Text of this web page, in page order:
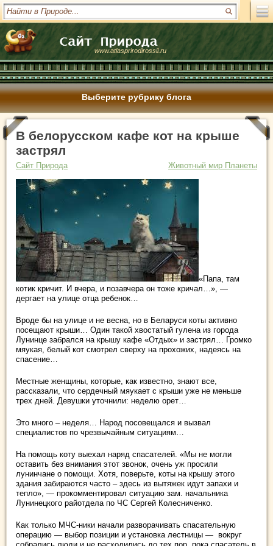
www.atlasprirodirossii.ru
Выберите рубрику блога
В белорусском кафе кот на крыше
застрял
Сайт Природа Животный мир Планеты
«Папа, там
котик кричит. И вчера, и позавчера он тоже кричал…», —
дергает на улице отца ребенок…
Вроде бы на улице и не весна, но в Беларуси коты активно
посещают крыши… Один такой хвостатый гулена из города
Лунинце забрался на крышу кафе «Отдых» и застрял… Громко
мяукая, белый кот смотрел сверху на прохожих, надеясь на
спасение…
Местные женщины, которые, как известно, знают все,
рассказали, что сердечный мяукает с крыши уже не меньше
трех дней. Девушки уточнили: неделю орет…
Это много – неделя… Народ посовещался и вызвал
специалистов по чрезвычайным ситуациям…
На помощь коту выехал наряд спасателей. «Мы не могли
оставить без внимания этот звонок, очень уж просили
лунинчане о помощи. Хотя, поверьте, коты на крышу этого
здания забираются часто – здесь из вытяжек идут запахи и
тепло», — прокомментировал ситуацию зам. начальника
Лунинецкого райотдела по ЧС Сергей Колесниченко.
Как только МЧС-ники начали разворачивать спасательную
операцию — выбор позиции и установка лестницы — вокруг